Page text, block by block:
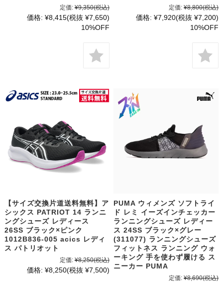
定価: ¥9,350(税込)
価格: ¥8,415(税抜 ¥7,650)
10%OFF
定価: ¥8,800(税込)
価格: ¥7,920(税抜 ¥7,200)
10%OFF
【サイズ交換片道送料無料】ア
シックス PATRIOT 14 ランニ
ングシューズ レディース
26SS ブラック×ピンク
1012B836-005 acics レディ
ス パトリオット
定価: ¥8,250(税込)
価格: ¥8,250(税抜 ¥7,500)
PUMA ウィメンズ ソフトライ
ド レミ イーズインチェッカー
ランニングシューズ レディー
ス 24SS ブラック×グレー
(311077) ランニングシューズ
フィットネス ランニング ウォ
ーキング 手を使わず履ける ス
ニーカー PUMA
定価: ¥8,690(税込)